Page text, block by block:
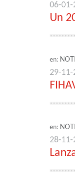
06-
Un
en:
29-
en:
28-